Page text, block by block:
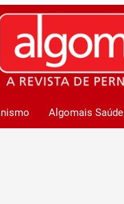
Algomais Saúde